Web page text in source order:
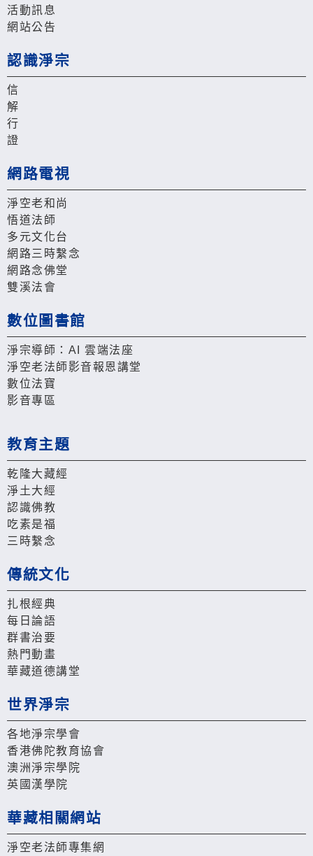
活動訊息
網站公告
認識淨宗
信
解
行
證
網路電視
淨空老和尚
悟道法師
多元文化台
網路三時繫念
網路念佛堂
雙溪法會
數位圖書館
淨宗導師：AI 雲端法座
淨空老法師影音報恩講堂
數位法寶
影音專區
教育主題
乾隆大藏經
淨土大經
認識佛教
吃素是福
三時繫念
傳統文化
扎根經典
每日論語
群書治要
熱門動畫
華藏道德講堂
世界淨宗
各地淨宗學會
香港佛陀教育協會
澳洲淨宗學院
英國漢學院
華藏相關網站
淨空老法師專集網